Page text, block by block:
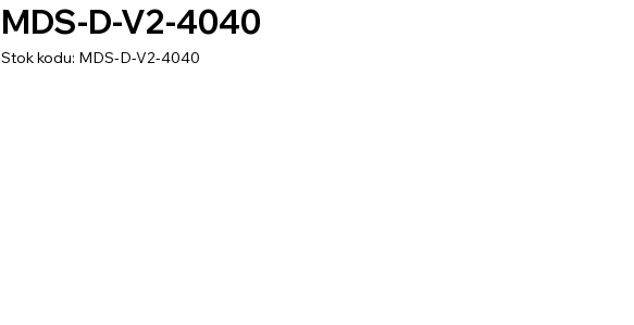
MDS-D-V2-4040
Stok kodu: MDS-D-V2-4040